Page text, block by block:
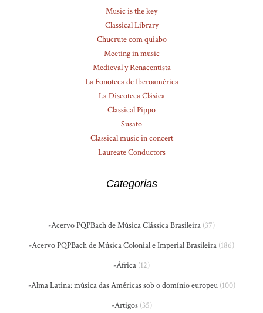
Music is the key
Classical Library
Chucrute com quiabo
Meeting in music
Medieval y Renacentista
La Fonoteca de Iberoamérica
La Discoteca Clásica
Classical Pippo
Susato
Classical music in concert
Laureate Conductors
Categorias
-Acervo PQPBach de Música Clássica Brasileira (37)
-Acervo PQPBach de Música Colonial e Imperial Brasileira (186)
-África (12)
-Alma Latina: música das Américas sob o domínio europeu(100)
-Artigos(35)